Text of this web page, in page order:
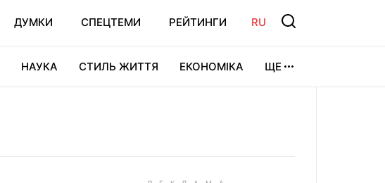
ДУМКИ СПЕЦТЕМИ РЕЙТИНГИ RU
НАУКА СТИЛЬ ЖИТТЯ ЕКОНОМІКА ЩЕ